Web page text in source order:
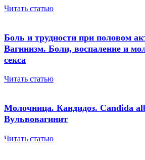
Читать статью
Боль и трудности при половом
Вагинизм. Боли, воспаление и
секса
Читать статью
Молочница. Кандидоз. Candida
Вульвовагинит
Читать статью